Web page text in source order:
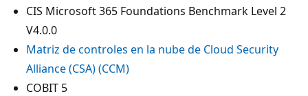
CIS Microsoft 365 Foundations Benchmark Level 2
V4.0.0
Matriz de controles en la nube de Cloud Security
Alliance (CSA) (CCM)
COBIT 5